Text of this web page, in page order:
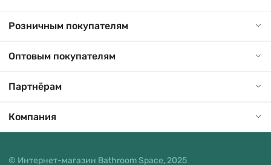
Розничным покупателям
Оптовым покупателям
Партнёрам
Компания
© Интернет-магазин Bathroom Space, 2025